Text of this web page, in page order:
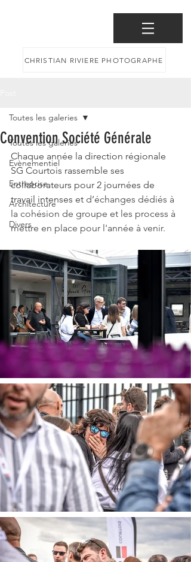
CHRISTIAN RIVIERE PHOTOGRAPHE
Toutes les galeries
Evènementiel
Entreprise
Architecture
Divers
Toutes les galeries
Convention Société Générale
Chaque année la direction régionale
SG Courtois rassemble ses
collaborateurs pour 2 journées de
travail intenses et d’échanges dédiés à
la cohésion de groupe et les process à
mettre en place pour l'année à venir.